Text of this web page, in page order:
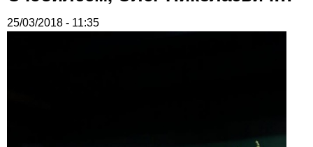
25/03/2018 - 11:35